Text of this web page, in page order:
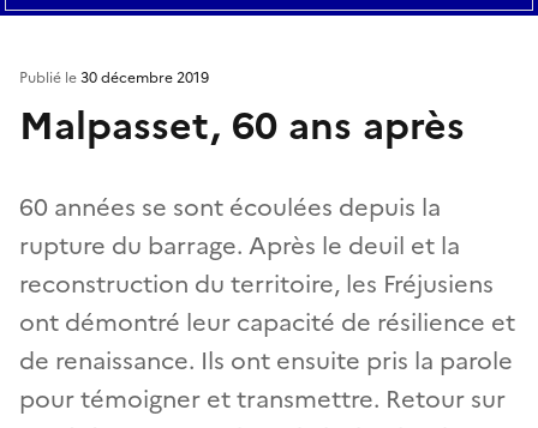
Malpasset, 60 ans après
60 années se sont écoulées depuis la
rupture du barrage. Après le deuil et la
reconstruction du territoire, les Fréjusiens
ont démontré leur capacité de résilience et
de renaissance. Ils ont ensuite pris la parole
pour témoigner et transmettre. Retour sur
Publié le30 décembre 2019